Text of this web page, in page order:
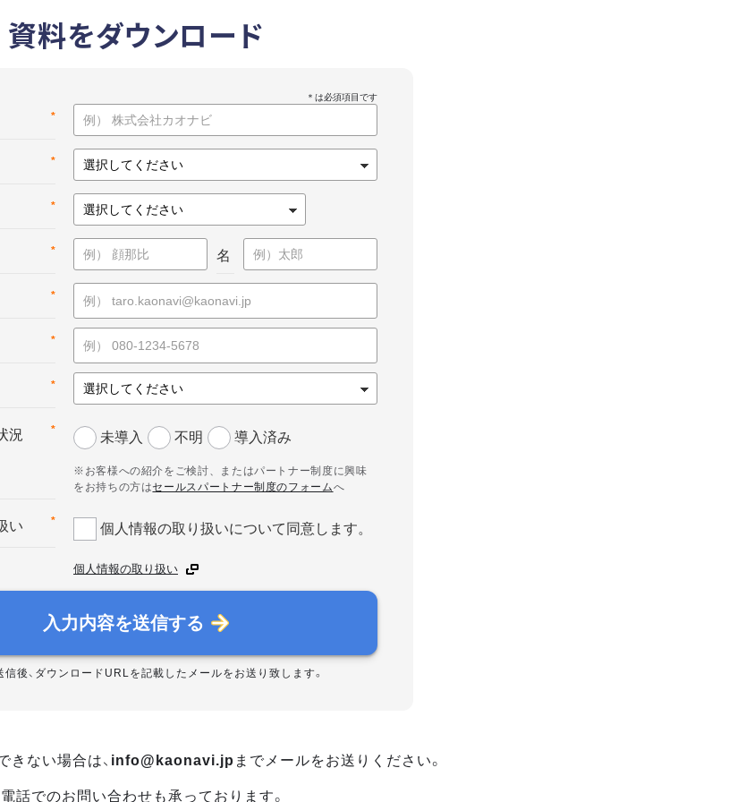
資料をダウンロード
*
*
*
* 名
*
*
*
*
況 未導入 不明 導入済み
※お客様への紹介をご検討、またはパートナー制度に興味
をお持ちの方はセールスパートナー制度のフォームへ
*
い 個人情報の取り扱いについて同意します。
個人情報の取り扱い
入力内容を送信する
信後、ダウンロードURLを記載したメールをお送り致します。
ない場合は、 info@kaonavi.jp までメールをお送りください。
話でのお問い合わせも承っております。